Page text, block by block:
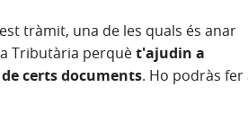
tràmit, una de les quals és anar
Tributària perquèt'ajudin a
certs documents. Ho podràs fer